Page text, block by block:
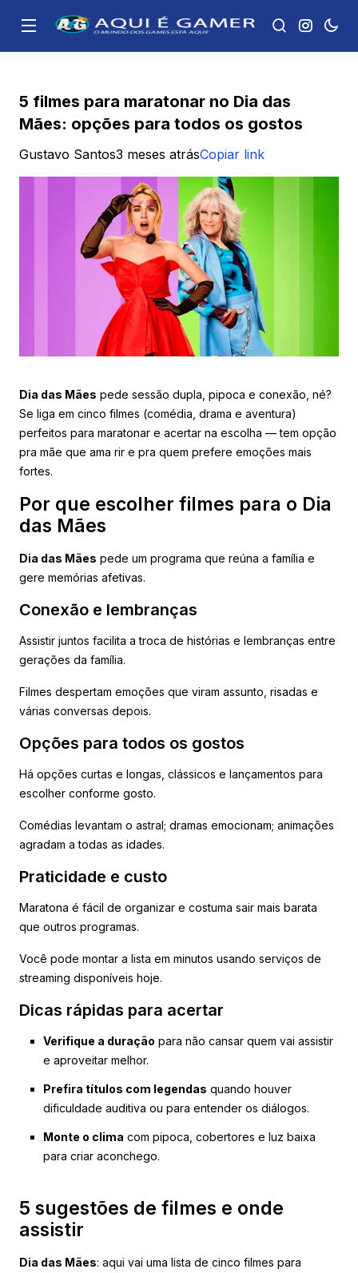
5 filmes para maratonar no Dia das
Mães: opções para todos os gostos
Gustavo Santos3 meses atrásCopiar link
Dia das Mães pede sessão dupla, pipoca e conexão, né?
Se liga em cinco filmes (comédia, drama e aventura)
perfeitos para maratonar e acertar na escolha — tem opção
pra mãe que ama rir e pra quem prefere emoções mais
fortes.
Por que escolher filmes para o Dia
das Mães
Dia das Mães pede um programa que reúna a família e
gere memórias afetivas.
Conexão e lembranças
Assistir juntos facilita a troca de histórias e lembranças entre
gerações da família.
Filmes despertam emoções que viram assunto, risadas e
várias conversas depois.
Opções para todos os gostos
Há opções curtas e longas, clássicos e lançamentos para
escolher conforme gosto.
Comédias levantam o astral; dramas emocionam; animações
agradam a todas as idades.
Praticidade e custo
Maratona é fácil de organizar e costuma sair mais barata
que outros programas.
Você pode montar a lista em minutos usando serviços de
streaming disponíveis hoje.
Dicas rápidas para acertar
Verifique a duração para não cansar quem vai assistir
e aproveitar melhor.
Prefira títulos com legendas quando houver
dificuldade auditiva ou para entender os diálogos.
Monte o clima com pipoca, cobertores e luz baixa
para criar aconchego.
5 sugestões de filmes e onde
assistir
Dia das Mães: aqui vai uma lista de cinco filmes para